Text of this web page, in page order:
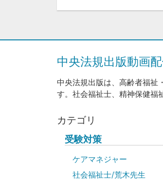
中央法規出版動画
中央法規出版は、高齢者福祉
す。社会福祉士、精神保健福
カテゴリ
受験対策
ケアマネジャー
社会福祉士/荒木先生